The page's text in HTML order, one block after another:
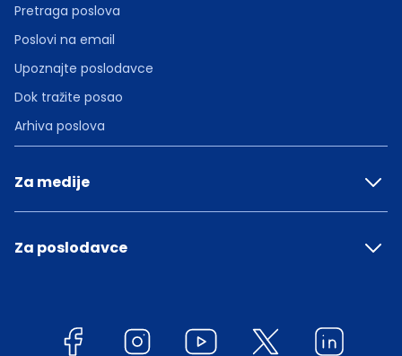
Pretraga poslova
Poslovi na email
Upoznajte poslodavce
Dok tražite posao
Arhiva poslova
Za medije
Za poslodavce